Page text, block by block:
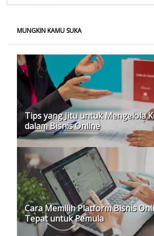
MUNGKIN KAMU SUKA
Tips yang Jitu untuk Mengelola
dalam Bisnis Online
Cara Memilih Platform Bisnis
Tepat untuk Pemula